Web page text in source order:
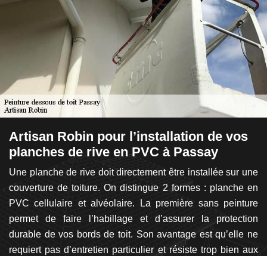
Artisan Robin pour l’installation de vos
planches de rive en PVC à Passay
Une planche de rive doit directement être installée sur une
couverture de toiture. On distingue 2 formes : planche en
PVC cellulaire et alvéolaire. La première sans peinture
permet de faire l’habillage et d’assurer la protection
durable de vos bords de toit. Son avantage est qu’elle ne
requiert pas d’entretien particulier et résiste trop bien aux